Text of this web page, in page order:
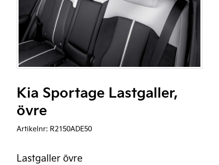
Kia Sportage Lastgaller,
övre
Artikelnr: R2150ADE50
Lastgaller övre